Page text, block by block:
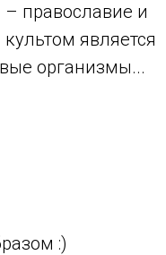
православие и
является
организмы...
:)